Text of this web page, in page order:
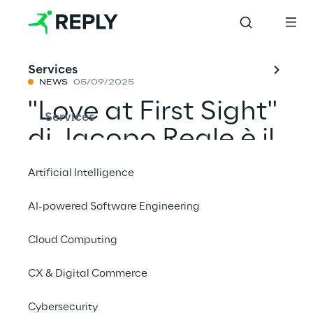
Services
Services
Artificial Intelligence
AI-powered Software Engineering
Cloud Computing
CX & Digital Commerce
Cybersecurity
NEWS 05/09/2025
"Love at First Sight"
di Jacopo Reale è il
cortometraggio
vincitore del Reply
concorso
internazionale che
unisce cinema e IA